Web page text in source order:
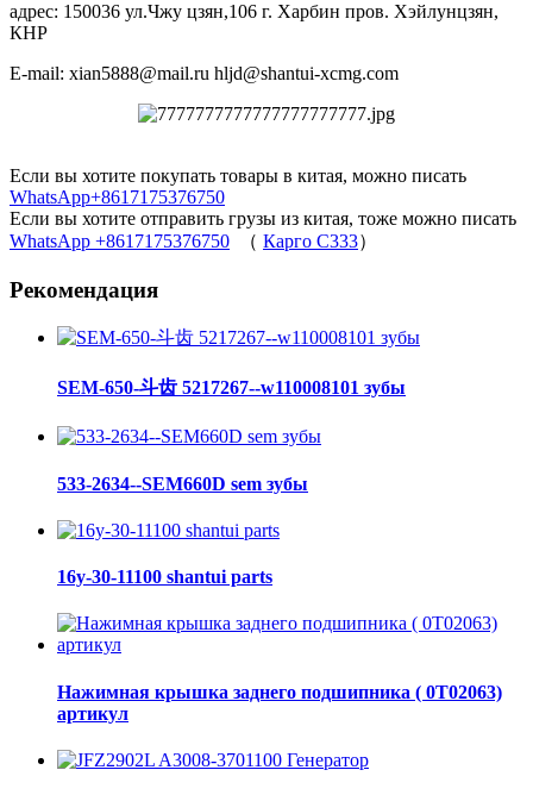
адрес: 150036 ул.Чжу цзян,106 г. Харбин пров. Хэйлунцзян,
КНР
E-mail: xian5888@mail.ru hljd@shantui-xcmg.com
Если вы хотите покупать товары в китая, можно писать
WhatsApp+8617175376750
Если вы хотите отправить грузы из китая, тоже можно писать
WhatsApp +8617175376750 （ Карго C333）
Рекомендация
SEM-650-斗齿 5217267--w110008101 зубы
533-2634--SEM660D sem зубы
16y-30-11100 shantui parts
Нажимная крышка заднего подшипника ( 0Т02063)
артикул